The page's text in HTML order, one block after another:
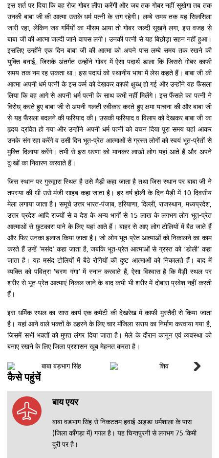
इस शर्त पर दिया कि वह रोज गोबर लीपा करेंगी और जब तक गोबर नहीं सूखेगा तब तक
उनकी बाबा जी की आत्मा उसके धर्म पत्नी के संग रहेगी। लम्बे समय तक यह सिलसिला
जारी रहा, लेकिन जब गर्मियों का मौसम आया तो गोबर जल्दी सूखने लगा, इस वजह से
बाबा जी की आत्मा जल्दी जाने वापस लगी। उनकी पत्नी से यह बिछोड़ा सहन नहीं हुआ।
इसलिए उन्होंने एक दिन बाबा जी की आत्मा को अपने पास लम्बे समय तक रखने की
युक्ति बनाई, जिसके अंतर्गत उन्होंने गोबर में ऐसा पदार्थ डाला कि जिससे गोबर काफी
समय तक नम रह सकता था। इस पदार्थ को स्थानीय भाषा में लेस कहते हैं। बाबा जी की
आत्मा अपनी धर्म पत्नी के इस कर्म को देखकर काफी क्षुब्ध् हो गई और उन्होंने यह फैंसला
लिया कि वह आगे से अपनी धर्म पत्नी के साथ कभी नहीं मिलेंगे। इस फैंसले का पत्नी ने
विरोध् करते हुए बाबा जी से अपनी गलती स्वीकार करते हुए क्षमा याचना की और बाबा जी
से यह फैंसला बदलने की फरियाद की। उसकी फरियाद व विलाप को देखकर बाबा जी का
हृदय द्रवित हो गया और उन्होंने अपनी धर्म पत्नी को वचन दिया पूरा समय यहां आकर
उनके संग रहा करेंगे व उसी दिन भूत-प्रेत आत्माओं से ग्रस्त लोगों को स्वयं भूत-प्रेतों से
मुक्ति दिलाया करेंगे। तभी से इस धरणा को मानकर लाखों लोग यहां आते हैं और अपने
दुःखों का निवारण करवाते हैं।
जिस स्थान पर गुरुद्वारा स्थित है उसे मैड़ी कहा जाता है तथा जिस स्थान पर बाबा जी ने
तपस्या की थी उसे मंजी साहब कहा जाता है। हर वर्ष होली के दिन मैड़ी में 10 दिवसीय
मेला लगाया जाता है। समूचे उत्तर भारत-पंजाब, हरियाणा, दिल्ली, राजस्थान, मध्यप्रदेश,
उत्तर प्रदेश आदि राज्यों से व देश के अन्य भागों से 15 लाख के लगभग लोग भूत-प्रेत
आत्माओं से छुटकारा पाने के लिए यहां आते हैं। बाहर से आए लोग टोलियों में बैठ जाते हैं
और फिर उनका इलाज किया जाता है। जो लोग भूत-प्रेत आत्माओं को निकालने का काम
करते हैं उन्हें ‘मसंद’ कहा जाता है, जबकि भूत-प्रेत आत्माओं से ग्रस्त को ‘डोली’ कहा
जाता है। यह मसंद टोलियों में बैठे रोगियों की दुष्ट आत्माओं को निकालते हैं। बाद में
व्यक्ति को पवित्रा ‘चरण गंगा’ में स्नान करवाते हैं, ऐसा विश्वास है कि मैड़ी स्थल पर
शरीर से भूत-प्रेत आत्माएं निकल जाने के बाद कभी भी शरीर में दोबारा प्रवेश नहीं करती
हैं।
इस धर्मिक स्थल का सारा कार्य एक कमेटी की देखरेख में काफी मुस्तैदी से किया जाता
है। यहां आने वाले भक्तों के ठहरने के लिए चार मंजिला सराय का निर्माण करवाया गया है,
जिसमें सभी भक्तों को मुफ्त लंगर दिया जाता है। मेले के दौरान कानून एवं व्यवस्था को
बनाए रखने के लिए जिला प्रशासन खूब मेहनत करता है।
फोटो
कैसे पहुंचें
बाय एयर
बाबा वडभाग सिंह से निकटतम हवाई अड्डा धर्मशाला के पास
(जिला काँगड़ा में) गगल है। यह चिन्तपुरनी से लगभग 75 किमी
दूरी पर है।